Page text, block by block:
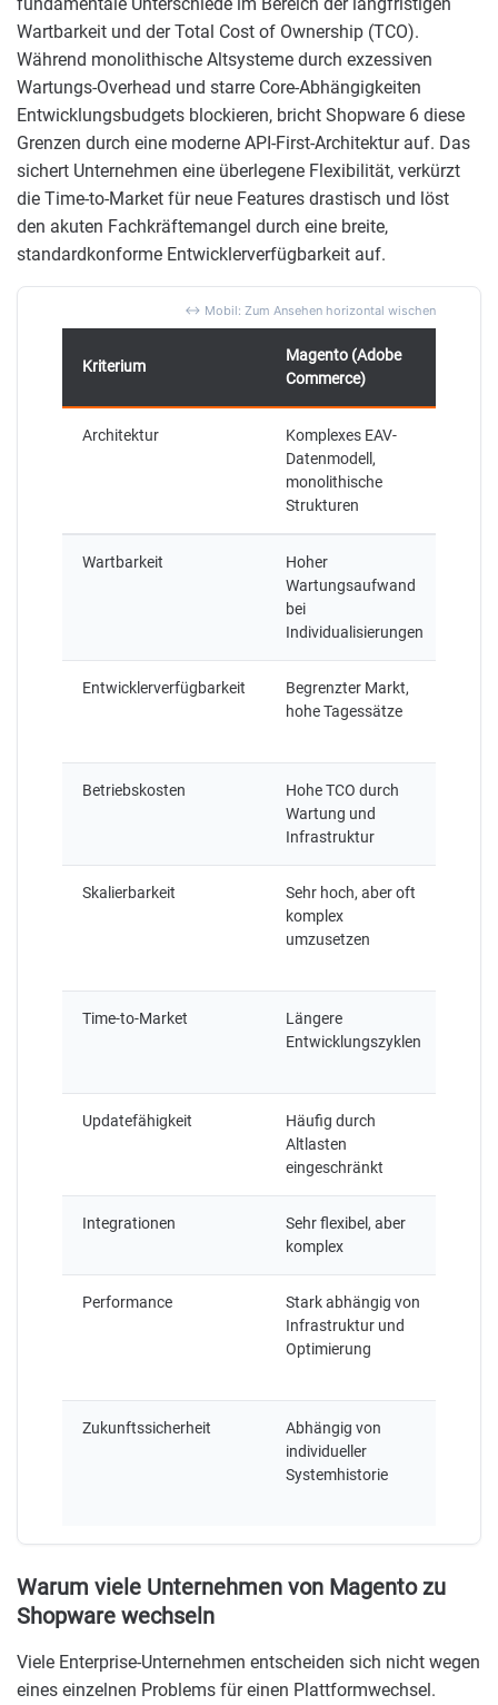
Wartbarkeit und der Total Cost of Ownership (TCO).
Während monolithische Altsysteme durch exzessiven
Wartungs-Overhead und starre Core-Abhängigkeiten
Entwicklungsbudgets blockieren, bricht Shopware 6 diese
Grenzen durch eine moderne API-First-Architektur auf. Das
sichert Unternehmen eine überlegene Flexibilität, verkürzt
die Time-to-Market für neue Features drastisch und löst
den akuten Fachkräftemangel durch eine breite,
standardkonforme Entwicklerverfügbarkeit auf.
Kriterium
Magento (Adobe
Commerce)
Architektur
Komplexes EAV-
Datenmodell,
monolithische
Strukturen
Wartbarkeit
Hoher
Wartungsaufwand
bei
Individualisierungen
Entwicklerverfügbarkeit
Begrenzter Markt,
hohe Tagessätze
Betriebskosten
Hohe TCO durch
Wartung und
Infrastruktur
Skalierbarkeit
Sehr hoch, aber oft
komplex
umzusetzen
Time-to-Market
Längere
Entwicklungszyklen
Updatefähigkeit
Häufig durch
Altlasten
eingeschränkt
Integrationen
Sehr flexibel, aber
komplex
Performance
Stark abhängig von
Infrastruktur und
Optimierung
Zukunftssicherheit
Abhängig von
individueller
Systemhistorie
Warum viele Unternehmen von Magento zu
Shopware wechseln
Viele Enterprise-Unternehmen entscheiden sich nicht wegen
eines einzelnen Problems für einen Plattformwechsel.